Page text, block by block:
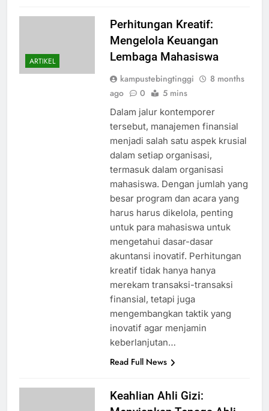
ARTIKEL
Perhitungan Kreatif:
Mengelola Keuangan
Lembaga Mahasiswa
kampustebingtinggi
8 months
ago
0 5 mins
Dalam jalur kontemporer
tersebut, manajemen finansial
menjadi salah satu aspek krusial
dalam setiap organisasi,
termasuk dalam organisasi
mahasiswa. Dengan jumlah yang
besar program dan acara yang
harus harus dikelola, penting
untuk para mahasiswa untuk
mengetahui dasar-dasar
akuntansi inovatif. Perhitungan
kreatif tidak hanya hanya
merekam transaksi-transaksi
finansial, tetapi juga
mengembangkan taktik yang
inovatif agar menjamin
keberlanjutan…
Read Full News
Keahlian Ahli Gizi: